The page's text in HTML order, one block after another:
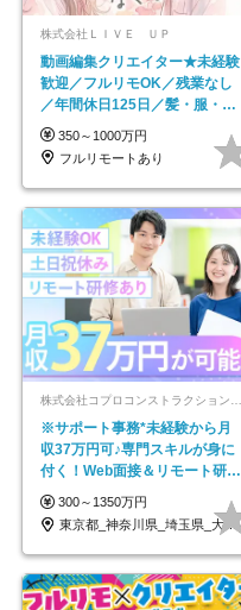
株式会社ＬＩＶＥ ＵＰ
動画編集クリエイター★未経験
歓迎／フルリモOK／残業なし
／年間休日125日／髪・服・ネ
イル自由／研修充実で安心
350～1000万円
フルリモートあり
※サポート事務*未経験から月
収37万円可♪専門スキルが身に
付く！Web面接＆リモート研修
も充実♪/a
300～1350万円
東京都_神奈川県_埼玉県_大阪府_愛知県…